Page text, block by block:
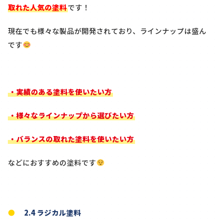
取れた人気の塗料です！
現在でも様々な製品が開発されており、ラインナップは盛ん
です
・実績のある塗料を使いたい方
・様々なラインナップから選びたい方
・バランスの取れた塗料を使いたい方
などにおすすめの塗料です
2.4 ラジカル塗料